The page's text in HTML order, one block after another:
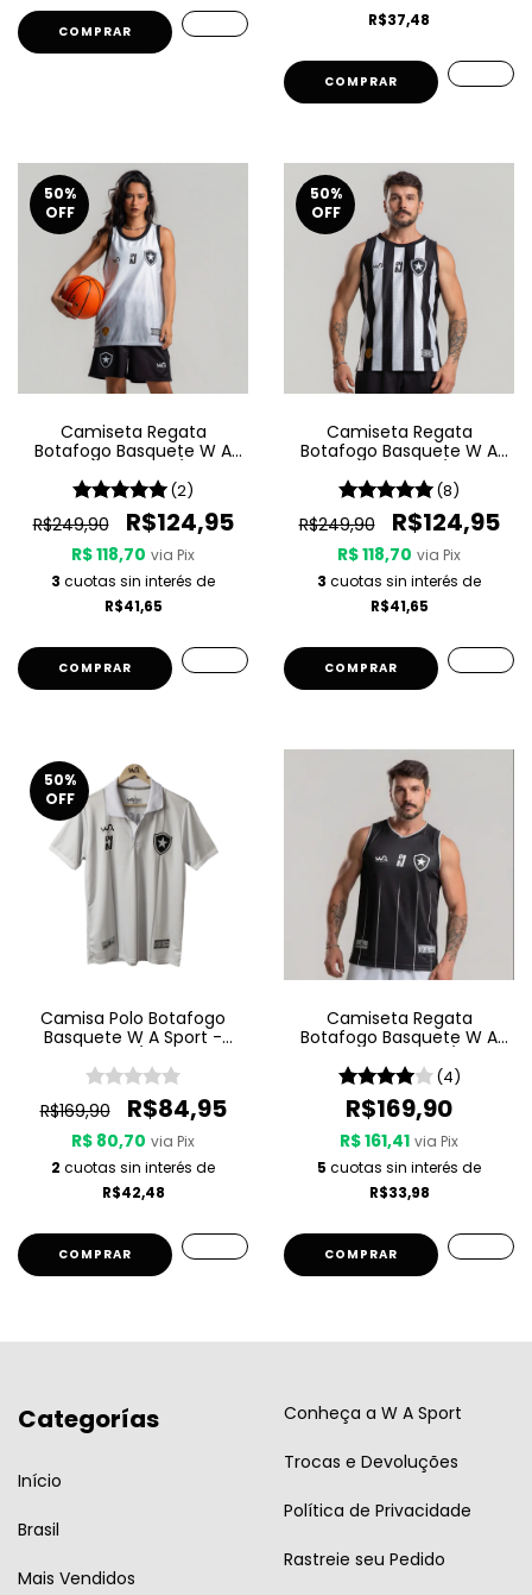
COMPRAR
R$37,48
COMPRAR
50%
OFF
Camiseta Regata
Botafogo Basquete W A
Branca (2)
R$249,90 R$124,95
R$ 118,70 via Pix
3 cuotas sin interés de
R$41,65
COMPRAR
50%
OFF
Camiseta Regata
Botafogo Basquete W A
Listrada (8)
R$249,90 R$124,95
R$ 118,70 via Pix
3 cuotas sin interés de
R$41,65
COMPRAR
50%
OFF
Camisa Polo Botafogo
Basquete W A Sport -
R$169,90 R$84,95
R$ 80,70 via Pix
2 cuotas sin interés de
R$42,48
COMPRAR
Camiseta Regata
Botafogo Basquete W A
Preta
(4)
R$169,90
R$ 161,41 via Pix
5 cuotas sin interés de
R$33,98
COMPRAR
Categorías
Início
Brasil
Mais Vendidos
Conheça a W A Sport
Trocas e Devoluções
Política de Privacidade
Rastreie seu Pedido